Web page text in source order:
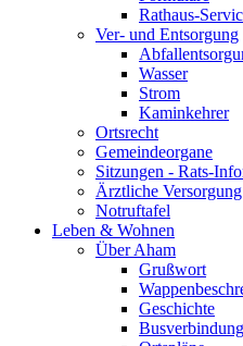
Rathaus-
Ver- und Entsorgung
Wasser
Strom
Kaminkehrer
Ortsrecht
Gemeindeorgane
Sitzungen - Rats-
Ärztliche Versorgung
Notruftafel
Leben & Wohnen
Über Aham
Grußwort
Geschichte